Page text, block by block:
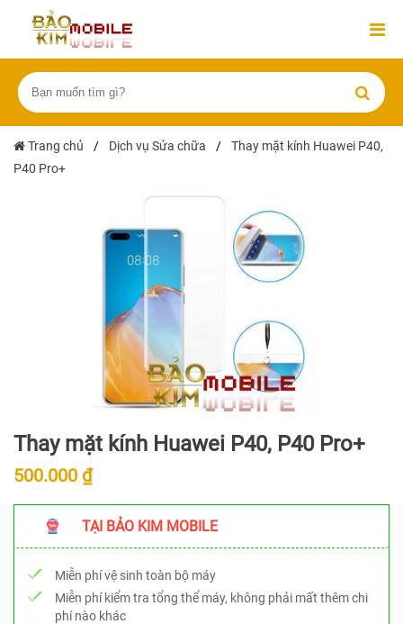
Trang chủ / Dịch vụ Sửa chữa /
Thay mặt kính Huawei P40,
P40 Pro+
Thay mặt kính Huawei P40, P40 Pro+
500.000 ₫
TẠI BẢO KIM MOBILE
Miễn phí vệ sinh toàn bộ máy
Miễn phí kiểm tra tổng thể máy, không phải mất thêm chi
phí nào khác